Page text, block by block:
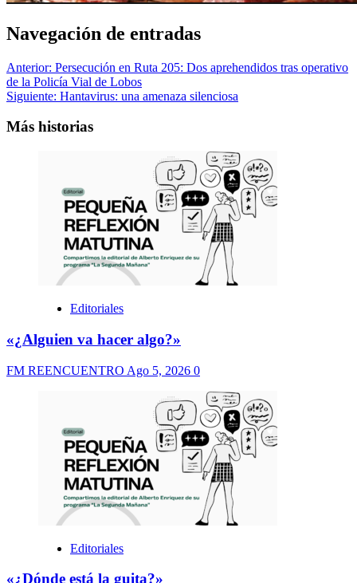
Navegación de entradas
Anterior: Persecución en Ruta 205: Dos aprehendidos tras operativo
de la Policía Vial de Lobos
Siguiente: Hantavirus: una amenaza silenciosa
Más historias
Editoriales
«¿Alguien va hacer algo?»
FM REENCUENTRO Ago 5, 2026 0
Editoriales
«¿Dónde está la guita?»